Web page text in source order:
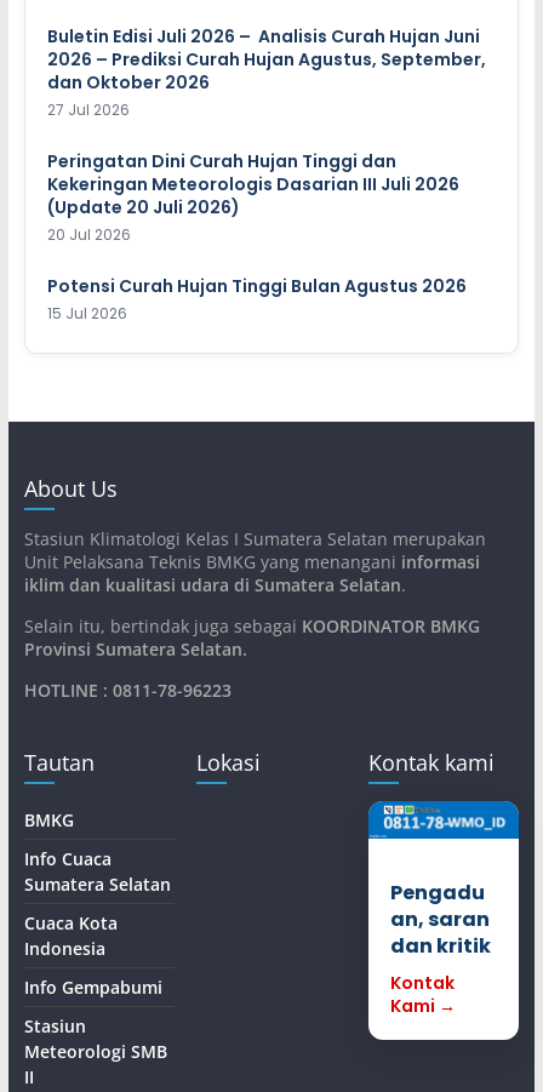
Buletin Edisi Juli 2026 – Analisis Curah Hujan Juni
2026 – Prediksi Curah Hujan Agustus, September,
dan Oktober 2026
27 Jul 2026
Peringatan Dini Curah Hujan Tinggi dan
Kekeringan Meteorologis Dasarian III Juli 2026
(Update 20 Juli 2026)
20 Jul 2026
Potensi Curah Hujan Tinggi Bulan Agustus 2026
15 Jul 2026
About Us
Stasiun Klimatologi Kelas I Sumatera Selatan merupakan
Unit Pelaksana Teknis BMKG yang menangani informasi
iklim dan kualitasi udara di Sumatera Selatan.
Selain itu, bertindak juga sebagai KOORDINATOR BMKG
Provinsi Sumatera Selatan.
HOTLINE : 0811-78-96223
Tautan
BMKG
Info Cuaca
Sumatera Selatan
Cuaca Kota
Indonesia
Info Gempabumi
Stasiun
Meteorologi SMB
II
Lokasi Kontak kami
Pengadu
an, saran
dan kritik
Kontak
Kami →